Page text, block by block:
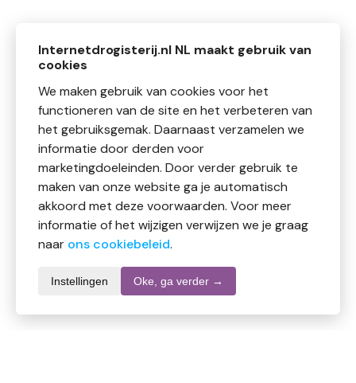
Internetdrogisterij.nl NL maakt gebruik van
cookies
We maken gebruik van cookies voor het
functioneren van de site en het verbeteren van
het gebruiksgemak. Daarnaast verzamelen we
informatie door derden voor
marketingdoeleinden. Door verder gebruik te
maken van onze website ga je automatisch
akkoord met deze voorwaarden. Voor meer
informatie of het wijzigen verwijzen we je graag
naar ons cookiebeleid.
Instellingen Oke, ga verder →